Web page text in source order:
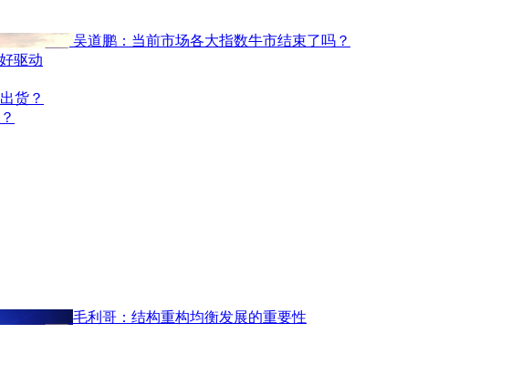
吴道鹏：当前市场各大指数牛市结束了吗？
驱动
货？
毛利哥：结构重构均衡发展的重要性